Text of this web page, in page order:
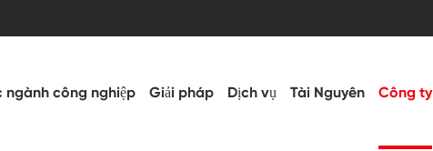
ngành công nghiệp Giải pháp Dịch vụ Tài Nguyên Công ty